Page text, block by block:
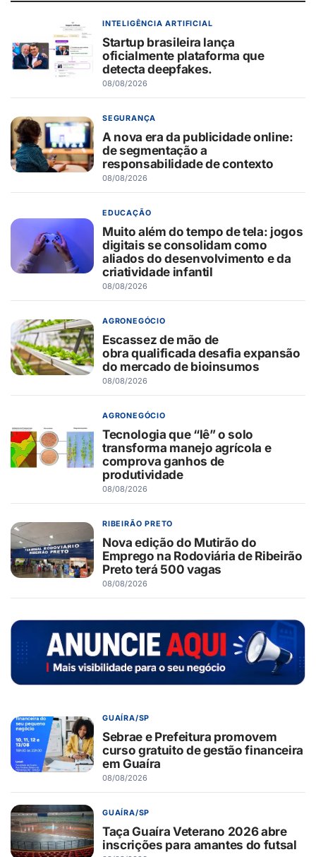
INTELIGÊNCIA ARTIFICIAL
Startup brasileira lança
oficialmente plataforma que
detecta deepfakes.
08/08/2026
SEGURANÇA
A nova era da publicidade online:
de segmentação a
responsabilidade de contexto
08/08/2026
EDUCAÇÃO
Muito além do tempo de tela: jogos
digitais se consolidam como
aliados do desenvolvimento e da
criatividade infantil
08/08/2026
AGRONEGÓCIO
Escassez de mão de
obra qualificada desafia expansão
do mercado de bioinsumos
08/08/2026
AGRONEGÓCIO
Tecnologia que “lê” o solo
transforma manejo agrícola e
comprova ganhos de
produtividade
08/08/2026
RIBEIRÃO PRETO
Nova edição do Mutirão do
Emprego na Rodoviária de Ribeirão
Preto terá 500 vagas
08/08/2026
GUAÍRA/SP
Sebrae e Prefeitura promovem
curso gratuito de gestão financeira
em Guaíra
08/08/2026
GUAÍRA/SP
Taça Guaíra Veterano 2026 abre
inscrições para amantes do futsal